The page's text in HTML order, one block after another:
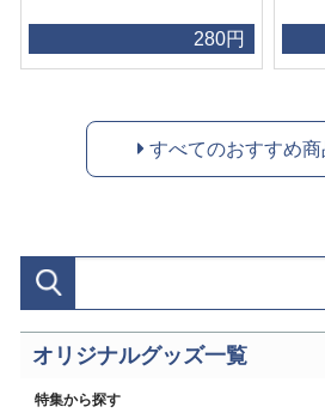
280円
すべてのおすすめ商
オリジナルグッズ一覧
特集から探す